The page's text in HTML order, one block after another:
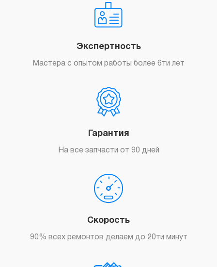
Экспертность
Мастера с опытом работы более 6ти лет
Гарантия
На все запчасти от 90 дней
Скорость
90% всех ремонтов делаем до 20ти минут